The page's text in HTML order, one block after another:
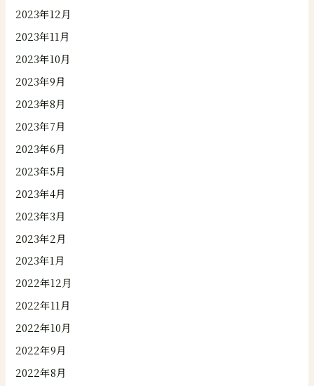
2023年12月
2023年11月
2023年10月
2023年9月
2023年8月
2023年7月
2023年6月
2023年5月
2023年4月
2023年3月
2023年2月
2023年1月
2022年12月
2022年11月
2022年10月
2022年9月
2022年8月